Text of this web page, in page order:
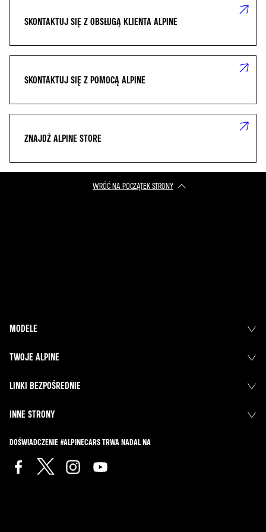
SKONTAKTUJ SIĘ Z OBSŁUGĄ KLIENTA ALPINE
SKONTAKTUJ SIĘ Z POMOCĄ ALPINE
ZNAJDŹ ALPINE STORE
WRÓĆ NA POCZĄTEK STRONY
MODELE
TWOJE ALPINE
LINKI BEZPOŚREDNIE
INNE STRONY
DOŚWIADCZENIE #ALPINECARS TRWA NADAL NA